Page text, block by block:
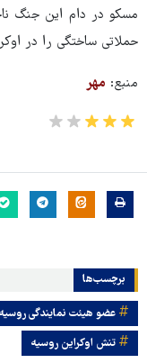
مسکو در دام این جنگ
حملاتی ساختگی را در
منبع: مهر
برچسب‌ها
عضو هیئت نمایندگی
تنش اوکراین روسیه